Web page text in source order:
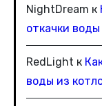
NightDream к
откачки
RedLight к
воды из